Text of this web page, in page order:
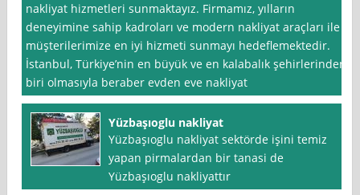
nakliyat hizmetleri sunmaktayız. Firmamız, yılların
deneyimine sahip kadroları ve modern nakliyat araçları ile
müşterilerimize en iyi hizmeti sunmayı hedeflemektedir.
İstanbul, Türkiye’nin en büyük ve en kalabalık şehirlerinden
biri olmasıyla beraber evden eve nakliyat
Yüzbaşıoglu nakliyat
Yüzbaşıoglu nakliyat sektörde işini temiz
yapan pirmalardan bir tanasi de
Yüzbaşıoglu nakliyattır